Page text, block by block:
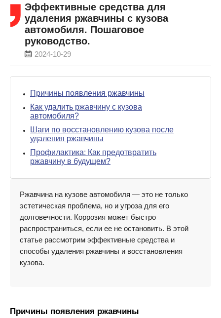
Эффективные средства для
удаления ржавчины с кузова
автомобиля. Пошаговое
руководство.
2024-10-29
Причины появления ржавчины
Как удалить ржавчину с кузова
автомобиля?
Шаги по восстановлению кузова после
удаления ржавчины
Профилактика: Как предотвратить
ржавчину в будущем?
Ржавчина на кузове автомобиля — это не только
эстетическая проблема, но и угроза для его
долговечности. Коррозия может быстро
распространиться, если ее не остановить. В этой
статье рассмотрим эффективные средства и
способы удаления ржавчины и восстановления
кузова.
Причины появления ржавчины